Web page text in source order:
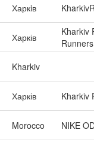
Харкiв
Харків
Kharkiv
Runners
Kharkiv
Харків Kharkiv
Morocco NIKE